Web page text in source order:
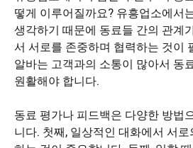
떻게 이루어질까요? 유흥업소에서
생각하기 때문에 동료들 간의 관계
서 서로를 존중하며 협력하는 것이
알바는 고객과의 소통이 많아서 동
원활해야 합니다.
동료 평가나 피드백은 다양한 방법
니다. 첫째, 일상적인 대화에서 서